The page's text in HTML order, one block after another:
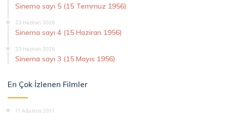
Sinema sayı 5 (15 Temmuz 1956)
23 Haziran 2026
Sinema sayı 4 (15 Haziran 1956)
23 Haziran 2026
Sinema sayı 3 (15 Mayıs 1956)
En Çok İzlenen Filmler
11 Ağustos 2017